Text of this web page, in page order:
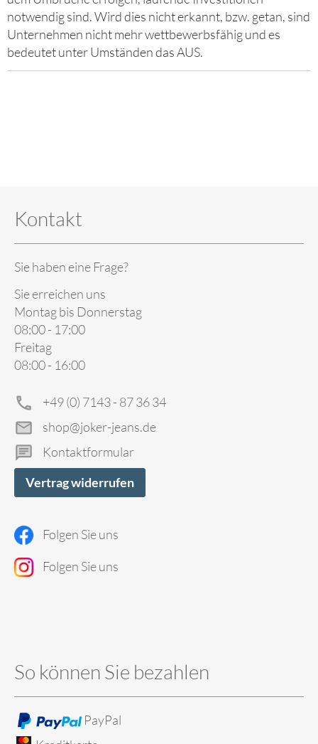
notwendig sind. Wird dies nicht erkannt, bzw. getan, sind
Unternehmen nicht mehr wettbewerbsfähig und es
bedeutet unter Umständen das AUS.
Kontakt
Sie haben eine Frage?
Sie erreichen uns
Montag bis Donnerstag
08:00 - 17:00
Freitag
08:00 - 16:00
+49 (0) 7143 - 87 36 34
shop@joker-jeans.de
Kontaktformular
Vertrag widerrufen
Folgen Sie uns
Folgen Sie uns
So können Sie bezahlen
PayPal